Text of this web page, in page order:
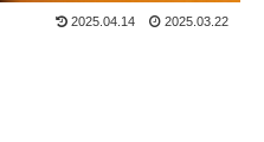
2025.04.14 2025.03.22